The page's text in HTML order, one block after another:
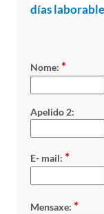
días
Nome: *
Apelido 2:
E- mail: *
Mensaxe: *